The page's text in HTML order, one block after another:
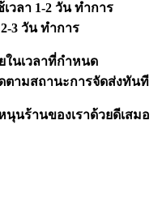
วลา 1-2 วัน ทำการ
3 วัน ทำการ
ในเวลาที่กำหนด
ตามสถานะการจัดส่งทันที
ร้านของเราด้วยดีเสมอ